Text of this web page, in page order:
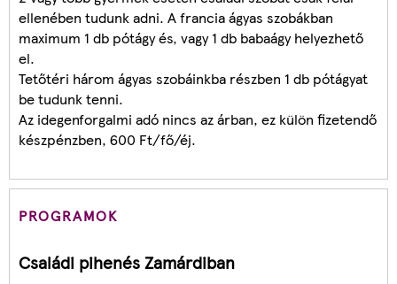
ellenében tudunk adni. A francia ágyas szobákban
maximum 1 db pótágy és, vagy 1 db babaágy helyezhető
el.
Tetőtéri három ágyas szobáinkba részben 1 db pótágyat
be tudunk tenni.
Az idegenforgalmi adó nincs az árban, ez külön fizetendő
készpénzben, 600 Ft/fő/éj.
PROGRAMOK
Családi pihenés Zamárdiban